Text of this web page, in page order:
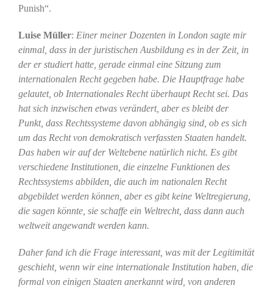
Punish“.
Luise Müller: Einer meiner Dozenten in London sagte mir
einmal, dass in der juristischen Ausbildung es in der Zeit, in
der er studiert hatte, gerade einmal eine Sitzung zum
internationalen Recht gegeben habe. Die Hauptfrage habe
gelautet, ob Internationales Recht überhaupt Recht sei. Das
hat sich inzwischen etwas verändert, aber es bleibt der
Punkt, dass Rechtssysteme davon abhängig sind, ob es sich
um das Recht von demokratisch verfassten Staaten handelt.
Das haben wir auf der Weltebene natürlich nicht. Es gibt
verschiedene Institutionen, die einzelne Funktionen des
Rechtssystems abbilden, die auch im nationalen Recht
abgebildet werden können, aber es gibt keine Weltregierung,
die sagen könnte, sie schaffe ein Weltrecht, dass dann auch
weltweit angewandt werden kann.
Daher fand ich die Frage interessant, was mit der Legitimität
geschieht, wenn wir eine internationale Institution haben, die
formal von einigen Staaten anerkannt wird, von anderen